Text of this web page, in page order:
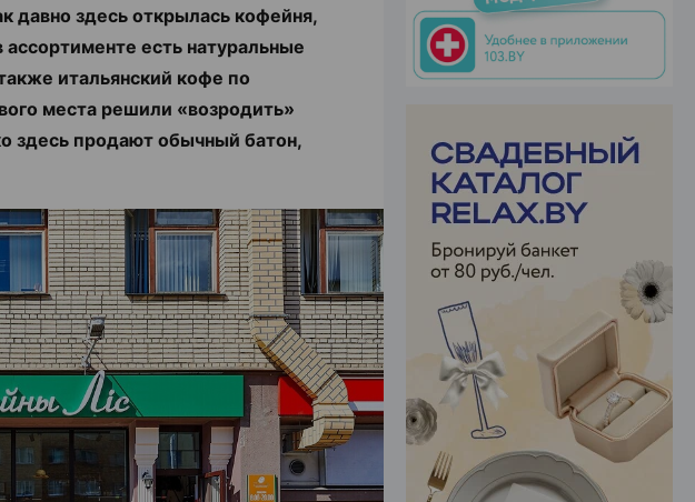
давно здесь открылась кофейня,
ассортименте есть натуральные
итальянский кофе по
места решили «возродить»
здесь продают обычный батон,
ЭФФЕКТИВНАЯ РЕКЛАМА НА САЙТЕ